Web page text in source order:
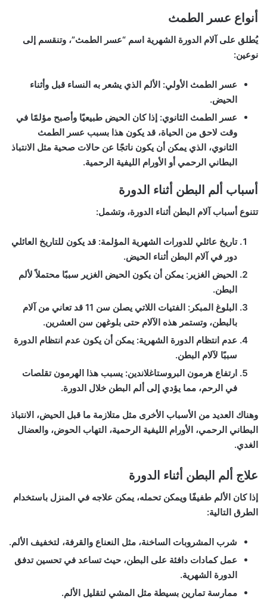
أنواع عسر الطمث
يُطلق على آلام الدورة الشهرية اسم “عسر الطمث”، وتنقسم إلى
نوعين:
عسر الطمث الأولي: الألم الذي يشعر به النساء قبل وأثناء
الحيض.
عسر الطمث الثانوي: إذا كان الحيض طبيعيًا وأصبح مؤلمًا في
وقت لاحق من الحياة، قد يكون هذا بسبب عسر الطمث
الثانوي، الذي يمكن أن يكون ناتجًا عن حالات صحية مثل الانتباذ
البطاني الرحمي أو الأورام الليفية الرحمية.
أسباب ألم البطن أثناء الدورة
تتنوع أسباب آلام البطن أثناء الدورة، وتشمل:
تاريخ عائلي للدورات الشهرية المؤلمة: قد يكون للتاريخ العائلي
دور في آلام البطن أثناء الحيض.
الحيض الغزير: يمكن أن يكون الحيض الغزير سببًا محتملاً لألم
البطن.
البلوغ المبكر:
الفتيات اللاتي يصلن سن 11 قد تعاني من آلام
بالبطن، وتستمر هذه الآلام حتى بلوغهن سن العشرين.
عدم انتظام الدورة الشهرية: يمكن أن يكون عدم انتظام الدورة
سببًا لآلام البطن.
ارتفاع هرمون البروستاغلاندين: يسبب هذا الهرمون تقلصات
في الرحم، مما يؤدي إلى ألم البطن خلال الدورة.
وهناك العديد من الأسباب الأخرى مثل متلازمة ما قبل الحيض، الانتباذ
البطاني الرحمي، الأورام الليفية الرحمية، التهاب الحوض، والعضال
الغدي.
علاج ألم البطن أثناء الدورة
إذا كان الألم طفيفًا ويمكن تحمله، يمكن علاجه في المنزل باستخدام
الطرق التالية:
شرب المشروبات الساخنة، مثل النعناع والقرفة، لتخفيف الألم.
عمل كمادات دافئة على البطن، حيث تساعد في تحسين تدفق
الدورة الشهرية.
ممارسة تمارين بسيطة مثل المشي لتقليل الألم.